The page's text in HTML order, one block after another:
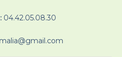
04.42.05.08.30